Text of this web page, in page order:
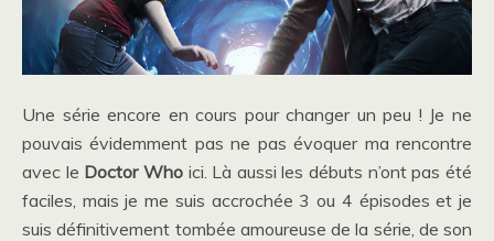
Une série encore en cours pour changer un peu ! Je ne
pouvais évidemment pas ne pas évoquer ma rencontre
avec le Doctor Whoici. Là aussi les débuts n’ont pas été
faciles, mais je me suis accrochée 3 ou 4 épisodes et je
suis définitivement tombée amoureuse de la série, de son